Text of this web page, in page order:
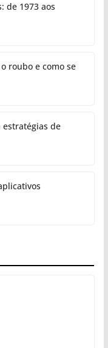
de 1973 aos
roubo e como se
estratégias de